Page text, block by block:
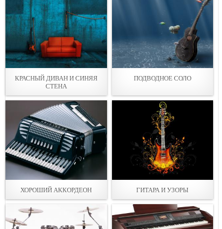
КРАСНЫЙ ДИВАН И СИНЯЯ
СТЕНА
ПОДВОДНОЕ СОЛО
ХОРОШИЙ АККОРДЕОН ГИТАРА И УЗОРЫ